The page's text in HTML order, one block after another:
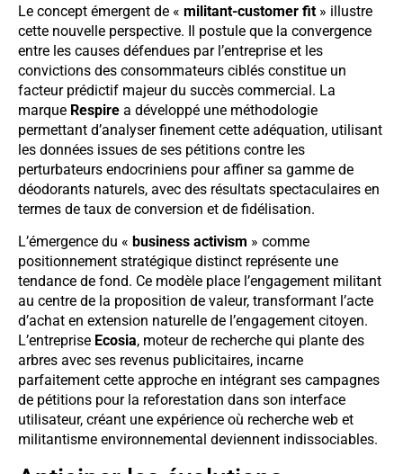
Le concept émergent de « militant-customer fit » illustre
cette nouvelle perspective. Il postule que la convergence
entre les causes défendues par l’entreprise et les
convictions des consommateurs ciblés constitue un
facteur prédictif majeur du succès commercial. La
marque Respire a développé une méthodologie
permettant d’analyser finement cette adéquation, utilisant
les données issues de ses pétitions contre les
perturbateurs endocriniens pour affiner sa gamme de
déodorants naturels, avec des résultats spectaculaires en
termes de taux de conversion et de fidélisation.
L’émergence du « business activism » comme
positionnement stratégique distinct représente une
tendance de fond. Ce modèle place l’engagement militant
au centre de la proposition de valeur, transformant l’acte
d’achat en extension naturelle de l’engagement citoyen.
L’entreprise Ecosia, moteur de recherche qui plante des
arbres avec ses revenus publicitaires, incarne
parfaitement cette approche en intégrant ses campagnes
de pétitions pour la reforestation dans son interface
utilisateur, créant une expérience où recherche web et
militantisme environnemental deviennent indissociables.